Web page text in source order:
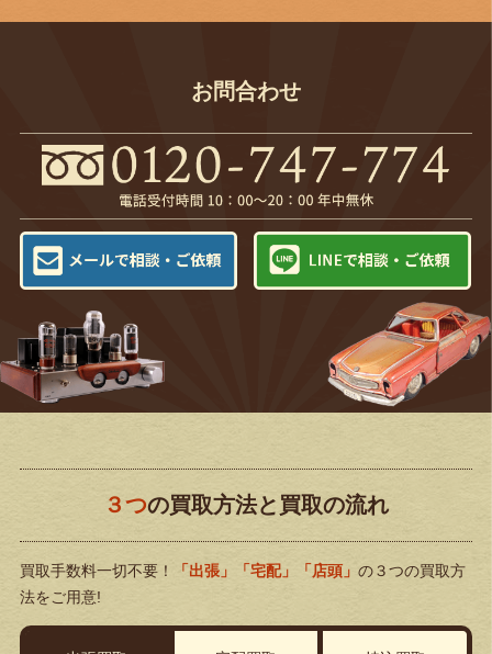
お問合わせ
３つの買取方法と買取の流れ
買取手数料一切不要！ 「出張」「宅配」「店頭」 の３つの買取方
法をご用意!